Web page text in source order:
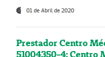
01 de Abril de 2020
Prestador Centro
51004350-4: Centro